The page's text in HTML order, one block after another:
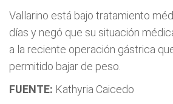
Vallarino está bajo tratamiento
días y negó que su situación
a la reciente operación gástrica
permitido bajar de peso.
FUENTE: Kathyria Caicedo